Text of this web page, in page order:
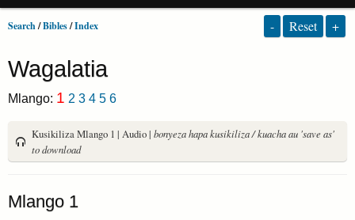
Search/Bibles/Index - Reset +
Wagalatia
Mlango: 1 2 3 4 5 6
Kusikiliza Mlango 1 | Audio | bonyeza hapa kusikiliza / kuacha au 'save as'
to download
Mlango 1